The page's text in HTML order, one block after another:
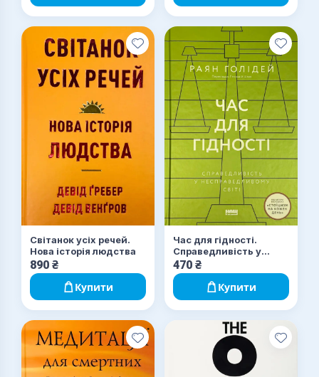
Світанок усіх речей.
Нова історія людства
890 ₴
Купити
Час для гідності.
Справедливість у
несправедливому світі
470 ₴
Купити